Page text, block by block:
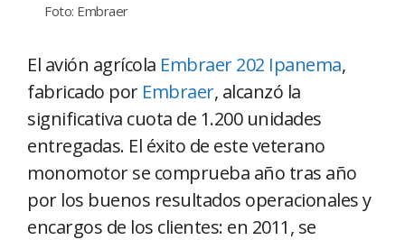
Foto: Embraer
El avión agrícola Embraer 202 Ipanema,
fabricado por Embraer, alcanzó la
significativa cuota de 1.200 unidades
entregadas. El éxito de este veterano
monomotor se comprueba año tras año
por los buenos resultados operacionales y
encargos de los clientes: en 2011, se